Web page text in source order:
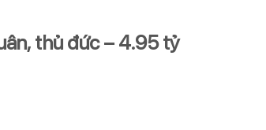
thủ đức – 4.95 tỷ